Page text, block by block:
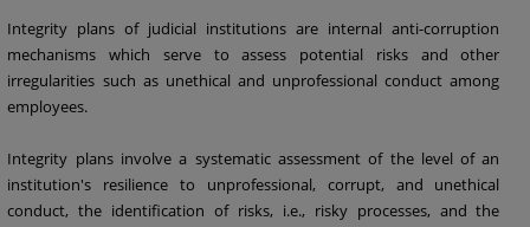
Integrity plans of judicial institutions are internal anti-corruption
mechanisms which serve to assess potential risks and other
irregularities such as unethical and unprofessional conduct among
employees.
Integrity plans involve a systematic assessment of the level of an
institution's resilience to unprofessional, corrupt, and unethical
conduct, the identification of risks, i.e., risky processes, and the